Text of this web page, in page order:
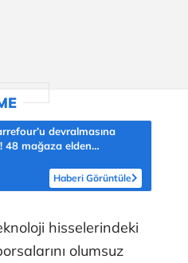
devralmasına
48 mağaza elden
Haberi Görüntüle
hisselerindeki
olumsuz